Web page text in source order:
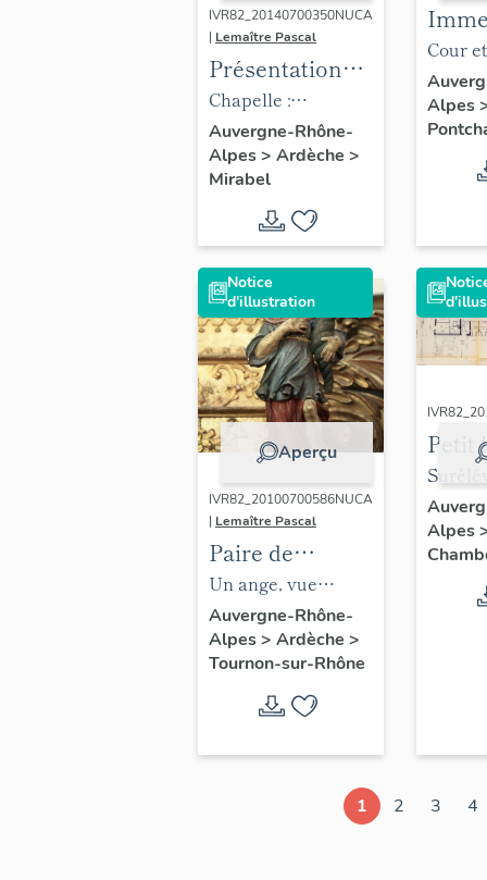
IVR82_20140700350NUCA
| Lemaître Pascal
Présentation
du mobilier du
domaine du
Pradel
Chapelle :
chandelier
Auvergne-Rhône-
Alpes> Ardèche >
Mirabel
la
puis
du-
Cour
vus du
Alpes
Notice
d'illustration
Aperçu
IVR82_20100700586NUCA
| Lemaître Pascal
Paire de
chandeliers
d'acolyte : ange
photophore
Un ange, vue
d'ensemble
Auvergne-Rhône-
Alpes> Ardèche >
Tournon-sur-Rhône
Petit
: le 3e
Alpes
1 2 3 4